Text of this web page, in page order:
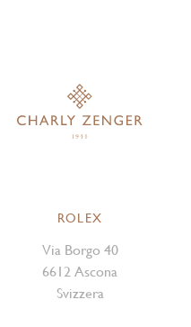
ROLEX
Via Borgo 40
6612 Ascona
Svizzera